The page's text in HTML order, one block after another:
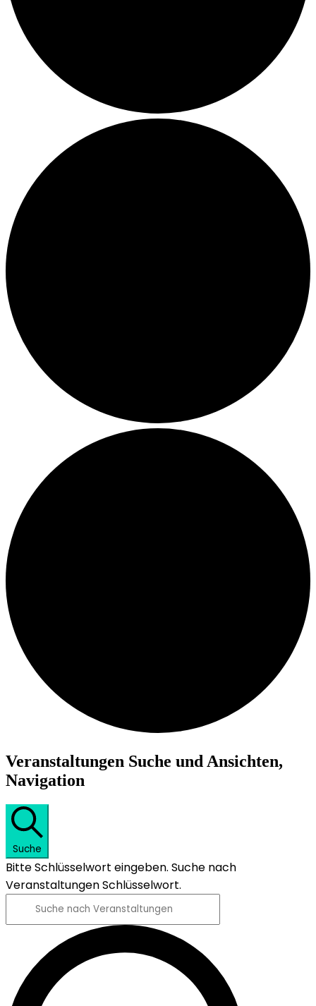
Veranstaltungen
Veranstaltungen Suche und Ansichten,
Navigation
Suche
Bitte Schlüsselwort eingeben. Suche nach
Veranstaltungen Schlüsselwort.